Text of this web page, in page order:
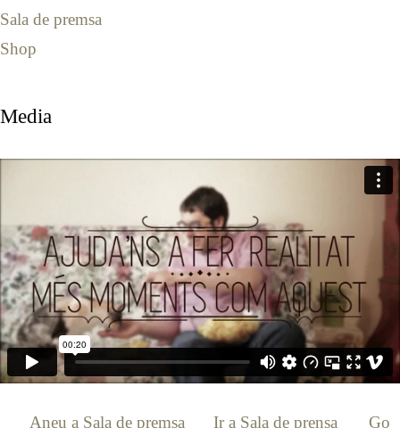
Sala de premsa
Shop
Media
Aneu a Sala de premsa Ir a Sala de prensa Go